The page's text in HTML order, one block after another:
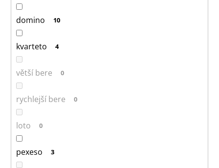
domino 10
kvarteto 4
větší bere 0
rychlejší bere 0
loto 0
pexeso 3